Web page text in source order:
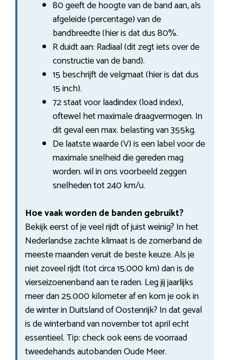
80 geeft de hoogte van de band aan, als
afgeleide (percentage) van de
bandbreedte (hier is dat dus 80%.
R duidt aan: Radiaal (dit zegt iets over de
constructie van de band).
15 beschrijft de velgmaat (hier is dat dus
15 inch).
72 staat voor laadindex (load index),
oftewel het maximale draagvermogen. In
dit geval een max. belasting van 355kg.
De laatste waarde (V) is een label voor de
maximale snelheid die gereden mag
worden. wil in ons voorbeeld zeggen
snelheden tot 240 km/u.
Hoe vaak worden de banden gebruikt?
Bekijk eerst of je veel rijdt of juist weinig? In het
Nederlandse zachte klimaat is de zomerband de
meeste maanden veruit de beste keuze. Als je
niet zoveel rijdt (tot circa 15.000 km) dan is de
vierseizoenenband aan te raden. Leg jij jaarlijks
meer dan 25.000 kilometer af en kom je ook in
de winter in Duitsland of Oostenrijk? In dat geval
is de winterband van november tot april echt
essentieel. Tip: check ook eens de voorraad
tweedehands autobanden Oude Meer.